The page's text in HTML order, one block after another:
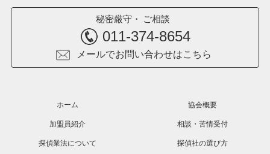
秘密厳守 ご相談
011-374-8654
メールでお問い合わせはこちら
ホーム 協会概要
加盟員紹介 相談・苦情受付
探偵業法について 探偵社の選び方